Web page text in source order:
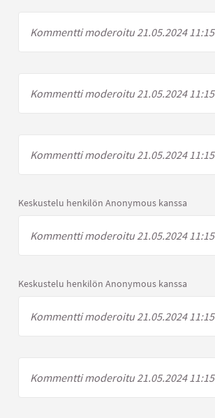
Kommentti moderoitu 21.05.2024 11:15
Kommentti moderoitu 21.05.2024 11:15
Kommentti moderoitu 21.05.2024 11:15
Keskustelu henkilön Anonymous kanssa
Kommentti moderoitu 21.05.2024 11:15
Keskustelu henkilön Anonymous kanssa
Kommentti moderoitu 21.05.2024 11:15
Kommentti moderoitu 21.05.2024 11:15